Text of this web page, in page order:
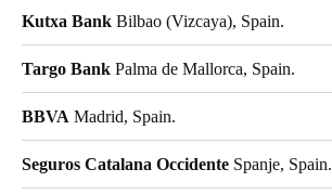
Kutxa Bank Bilbao (Vizcaya), Spain.
Targo Bank Palma de Mallorca, Spain.
BBVA Madrid, Spain.
Seguros Catalana Occidente Spanje, Spain.